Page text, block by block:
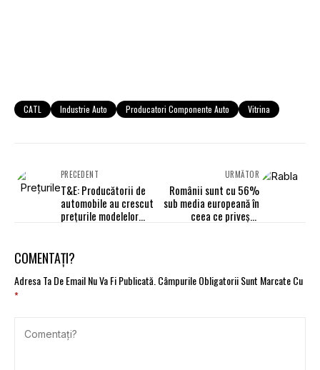
CATL Industrie Auto Producatori Componente Auto Vitrina
PRECEDENT
T&E: Producătorii de
automobile au crescut
prețurile modelelor
URMĂTOR
Românii sunt cu 56%
sub media europeană în
ceea ce privește
COMENTAȚI?
Adresa Ta De Email Nu Va Fi Publicată.Câmpurile Obligatorii Sunt Marcate Cu
*